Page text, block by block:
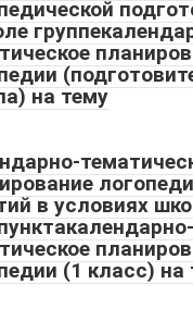
на тему
в условиях
(1 класс) на